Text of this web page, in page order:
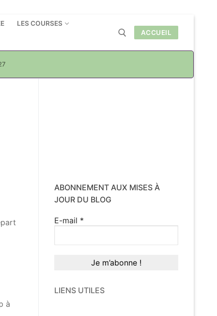
LES COURSES
ACCUEIL
à
ABONNEMENT AUX MISES À
JOUR DU BLOG
E-mail *
LIENS UTILES